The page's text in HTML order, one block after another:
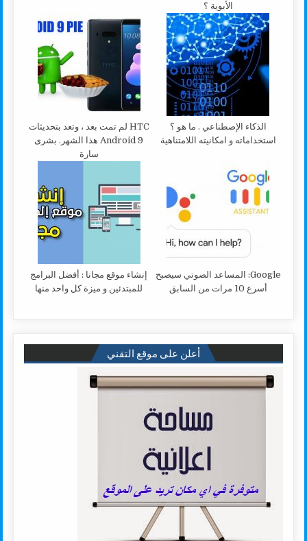
الأبوية ؟
الذكاء الإصطناعي . ما هو ؟
استخداماته و امكانيته اللامتناهية
HTC لم تمت بعد ، وتعد بتحديثات
Android 9 هذا الشهر. بشرى
سارة
Google: المساعد الصوتي سيصبح
أسرع 10 مرات من السابق
إنشاء موقع مجانا : أفضل البرامج
للمبتدئين و ميزة كل واحد منها
أعلن على موقع التقني